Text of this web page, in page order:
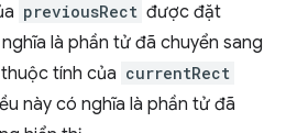
previousRect được đặt
là phần tử đã chuyển sang
tính của currentRect
này có nghĩa là phần tử đã